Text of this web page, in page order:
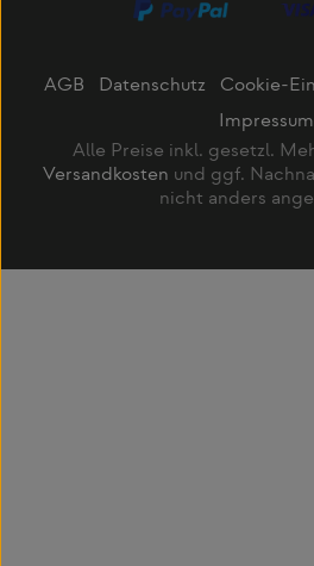
AGB Datenschutz Cookie-
Impressum
Alle Preise inkl. gesetzl.
Versandkosten und ggf.
nicht anders